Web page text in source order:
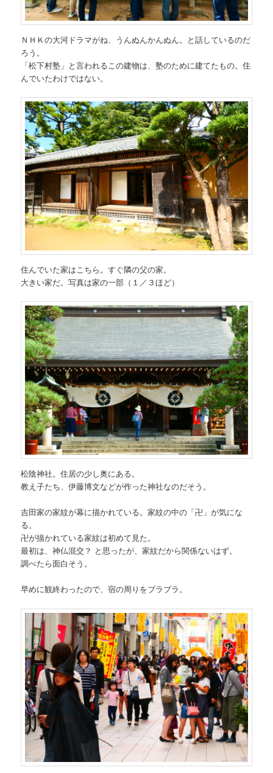
ＮＨＫの大河ドラマがね、うんぬんかんぬん。と話しているのだ
ろう。
「松下村塾」と言われるこの建物は、塾のために建てたもの。住
んでいたわけではない。
住んでいた家はこちら。すぐ隣の父の家。
大きい家だ。写真は家の一部（１／３ほど）
松陰神社。住居の少し奥にある。
教え子たち、伊藤博文などが作った神社なのだそう。
吉田家の家紋が幕に描かれている。家紋の中の「卍」が気にな
る。
卍が描かれている家紋は初めて見た。
最初は、神仏混交？ と思ったが、家紋だから関係ないはず。
調べたら面白そう。
早めに観終わったので、宿の周りをブラブラ。